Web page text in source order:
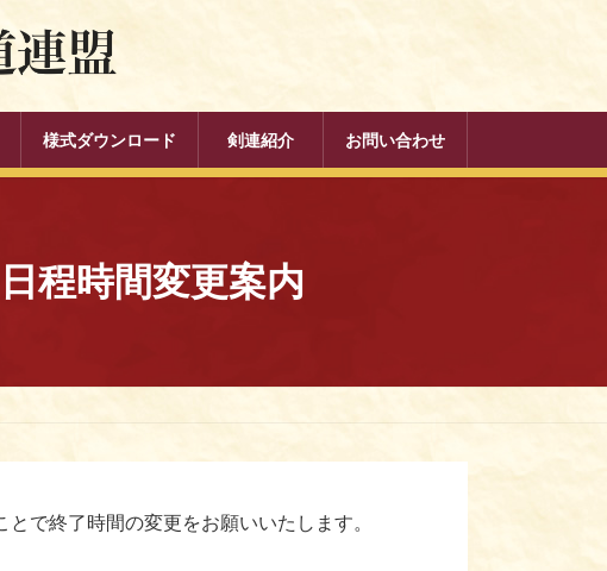
様式ダウンロード 剣連紹介 お問い合わせ
程時間変更案内
で終了時間の変更をお願いいたします。